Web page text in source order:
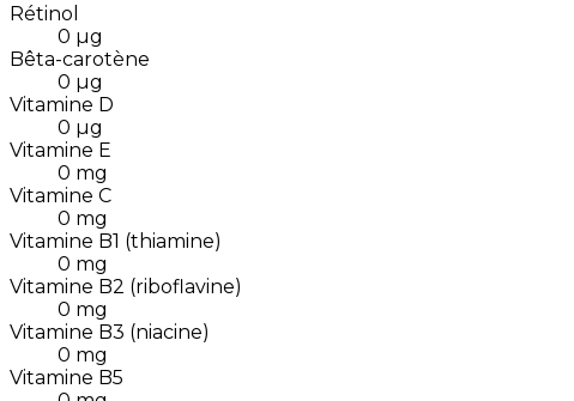
Rétinol
0 µg
Bêta-carotène
0 µg
Vitamine D
0 µg
Vitamine E
0 mg
Vitamine C
0 mg
Vitamine B1 (thiamine)
0 mg
Vitamine B2 (riboflavine)
0 mg
Vitamine B3 (niacine)
0 mg
Vitamine B5